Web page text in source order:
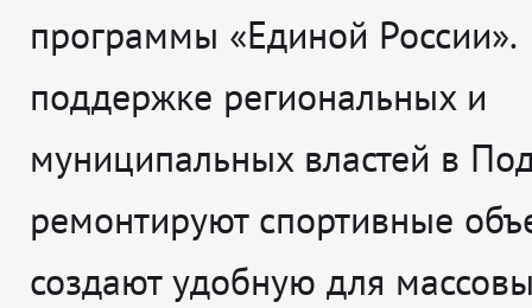
программы «Единой России».
поддержке региональных и
муниципальных властей в
ремонтируют спортивные
создают удобную для